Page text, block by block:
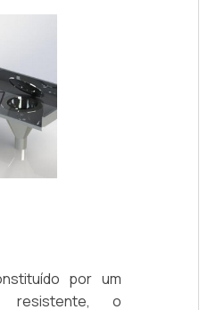
esse enfoque:
Gabinetes;
Carrinhos de
por um
resistente, o